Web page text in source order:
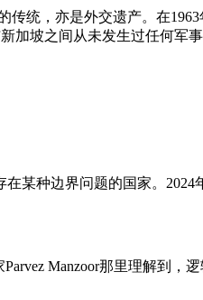
统，亦是外交遗产。在
加坡之间从未发生过任何军
某种边界问题的国家。2024
Manzoor那里理解到，